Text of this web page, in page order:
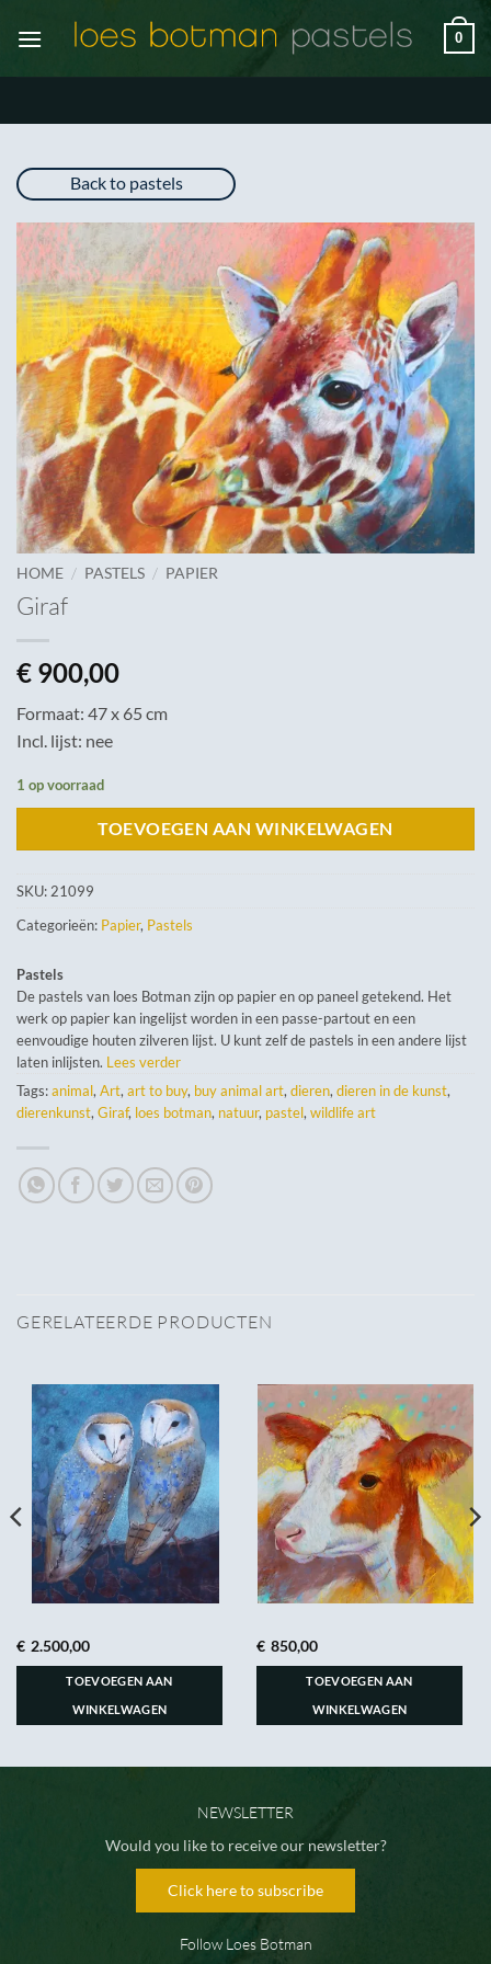
naar
0
Back to pastels
HOME / PASTELS / PAPIER
Giraf
€ 900,00
Formaat: 47 x 65 cm
Incl. lijst: nee
1 op voorraad
TOEVOEGEN AAN WINKELWAGEN
SKU: 21099
Categorieën: Papier, Pastels
Pastels
De pastels van loes Botman zijn op papier en op paneel getekend. Het
werk op papier kan ingelijst worden in een passe-partout en een
eenvoudige houten zilveren lijst. U kunt zelf de pastels in een andere lijst
laten inlijsten. Lees verder
Tags:animal, Art, art to buy, buy animal art, dieren, dieren in de kunst,
dierenkunst, Giraf, loes botman, natuur, pastel, wildlife art
GERELATEERDE PRODUCTEN
€ 2.500,00
TOEVOEGEN AAN
WINKELWAGEN
€ 850,00
TOEVOEGEN AAN
WINKELWAGEN
NEWSLETTER
Would you like to receive our newsletter?
Click here to subscribe
Follow Loes Botman